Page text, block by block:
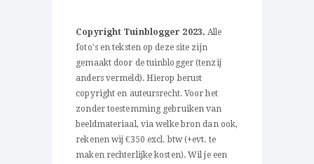
Copyright Tuinblogger 2023. Alle
foto's en teksten op deze site zijn
gemaakt door de tuinblogger (tenzij
anders vermeld). Hierop berust
copyright en auteursrecht. Voor het
zonder toestemming gebruiken van
beeldmateriaal, via welke bron dan ook,
rekenen wij €350 excl. btw (+evt. te
maken rechterlijke kosten). Wil je een